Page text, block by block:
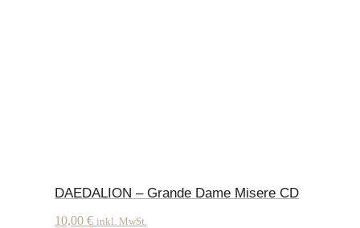
DAEDALION – Grande Dame Misere CD
10,00 € inkl. MwSt.